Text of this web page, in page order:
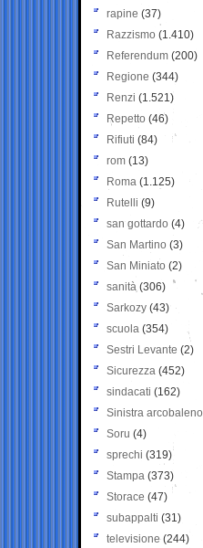
rapine (37)
Razzismo (1.410)
Referendum (200)
Regione (344)
Renzi (1.521)
Repetto (46)
Rifiuti (84)
rom (13)
Roma (1.125)
Rutelli (9)
san gottardo (4)
San Martino (3)
San Miniato (2)
sanità (306)
Sarkozy (43)
scuola (354)
Sestri Levante (2)
Sicurezza (452)
sindacati (162)
Sinistra arcobaleno
Soru (4)
sprechi (319)
Stampa (373)
Storace (47)
subappalti (31)
televisione(244)